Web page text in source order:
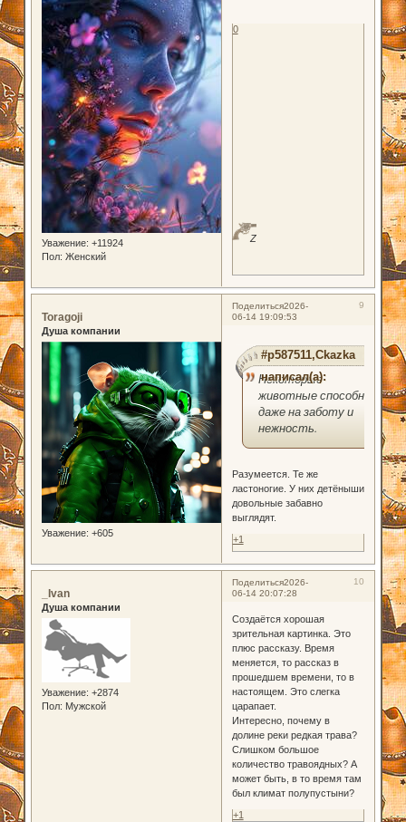
Уважение: +11924
Пол: Женский
Z
0
Поделиться 9
2026-
06-14 19:09:53
Toragoji
Душа компании
Уважение: +605
#p587511,Ckazka
написал(а):
Некоторые
животные способны
даже на заботу и
нежность.
Разумеется. Те же
ластоногие. У них детёныши
довольные забавно
выглядят.
+1
Поделиться 10
2026-
06-14 20:07:28
_Ivan
Душа компании
Уважение: +2874
Пол: Мужской
Создаётся хорошая
зрительная картинка. Это
плюс рассказу. Время
меняется, то рассказ в
прошедшем времени, то в
настоящем. Это слегка
царапает.
Интересно, почему в
долине реки редкая трава?
Слишком большое
количество травоядных? А
может быть, в то время там
был климат полупустыни?
+1